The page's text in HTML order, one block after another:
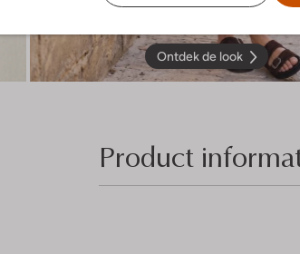
Ontdek de look
Product